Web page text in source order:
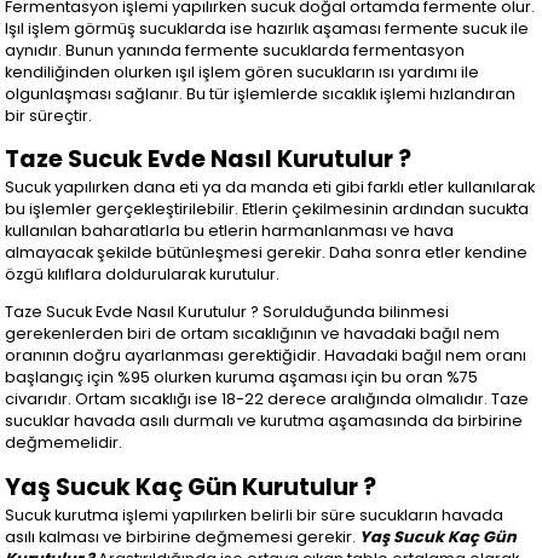
Fermentasyon işlemi yapılırken sucuk doğal ortamda fermente olur.
Işıl işlem görmüş sucuklarda ise hazırlık aşaması fermente sucuk ile
aynıdır. Bunun yanında fermente sucuklarda fermentasyon
kendiliğinden olurken ışıl işlem gören sucukların ısı yardımı ile
olgunlaşması sağlanır. Bu tür işlemlerde sıcaklık işlemi hızlandıran
bir süreçtir.
Taze Sucuk Evde Nasıl Kurutulur ?
Sucuk yapılırken dana eti ya da manda eti gibi farklı etler kullanılarak
bu işlemler gerçekleştirilebilir. Etlerin çekilmesinin ardından sucukta
kullanılan baharatlarla bu etlerin harmanlanması ve hava
almayacak şekilde bütünleşmesi gerekir. Daha sonra etler kendine
özgü kılıflara doldurularak kurutulur.
Taze Sucuk Evde Nasıl Kurutulur ? Sorulduğunda bilinmesi
gerekenlerden biri de ortam sıcaklığının ve havadaki bağıl nem
oranının doğru ayarlanması gerektiğidir. Havadaki bağıl nem oranı
başlangıç için %95 olurken kuruma aşaması için bu oran %75
civarıdır. Ortam sıcaklığı ise 18-22 derece aralığında olmalıdır. Taze
sucuklar havada asılı durmalı ve kurutma aşamasında da birbirine
değmemelidir.
Yaş Sucuk Kaç Gün Kurutulur ?
Sucuk kurutma işlemi yapılırken belirli bir süre sucukların havada
asılı kalması ve birbirine değmemesi gerekir. Yaş Sucuk Kaç Gün